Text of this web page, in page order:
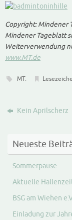
Copyright: Mindener
Mindener Tageblatt
Weiterverwendung
www.MT.de
MT.
Kein Aprilscherz
Neueste
Sommerpause
Aktuelle
BSG am Wiehen
Einladung zur